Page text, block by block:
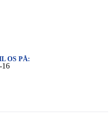
OS PÅ:
16